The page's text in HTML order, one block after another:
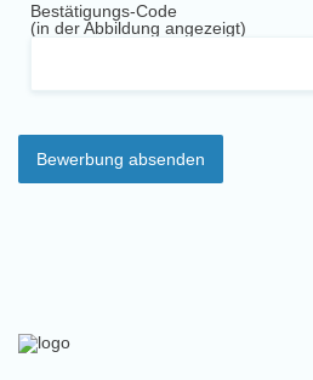
Bestätigungs-Code
(in der Abbildung angezeigt)
Bewerbung absenden